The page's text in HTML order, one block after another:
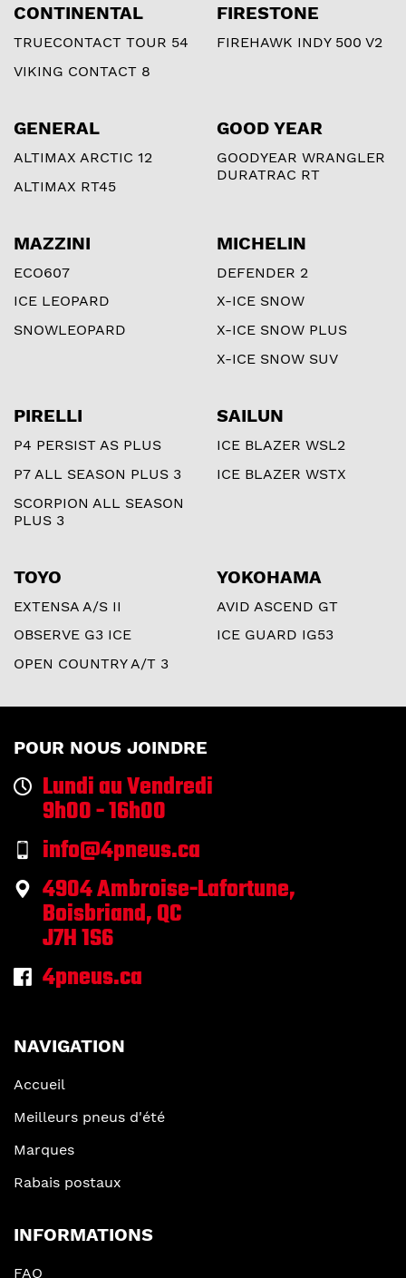
CONTINENTAL
TRUECONTACT TOUR 54
VIKING CONTACT 8
FIRESTONE
FIREHAWK INDY 500 V2
GENERAL
ALTIMAX ARCTIC 12
ALTIMAX RT45
GOOD YEAR
GOODYEAR WRANGLER
DURATRAC RT
MAZZINI
ECO607
ICE LEOPARD
SNOWLEOPARD
MICHELIN
DEFENDER 2
X-ICE SNOW
X-ICE SNOW PLUS
X-ICE SNOW SUV
PIRELLI
P4 PERSIST AS PLUS
P7 ALL SEASON PLUS 3
SCORPION ALL SEASON
PLUS 3
SAILUN
ICE BLAZER WSL2
ICE BLAZER WSTX
TOYO
EXTENSA A/S II
OBSERVE G3 ICE
OPEN COUNTRY A/T 3
YOKOHAMA
AVID ASCEND GT
ICE GUARD IG53
POUR NOUS JOINDRE
Lundi au Vendredi
9h00 - 16h00
info@4pneus.ca
4904 Ambroise-Lafortune,
Boisbriand, QC
J7H 1S6
4pneus.ca
NAVIGATION
Accueil
Meilleurs pneus d'été
Marques
Rabais postaux
INFORMATIONS
FAQ